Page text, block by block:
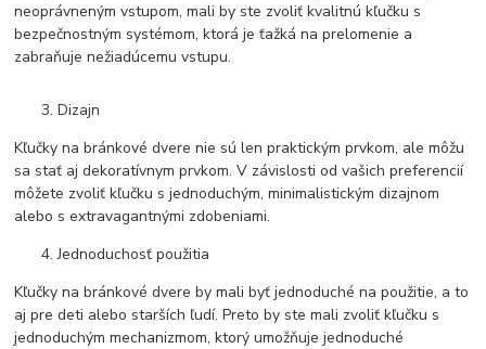
neoprávneným vstupom, mali by ste zvoliť kvalitnú kľučku s
bezpečnostným systémom, ktorá je ťažká na prelomenie a
zabraňuje nežiadúcemu vstupu.
Dizajn
Kľučky na bránkové dvere nie sú len praktickým prvkom, ale môžu
sa stať aj dekoratívnym prvkom. V závislosti od vašich preferencií
môžete zvoliť kľučku s jednoduchým, minimalistickým dizajnom
alebo s extravagantnými zdobeniami.
Jednoduchosť použitia
Kľučky na bránkové dvere by mali byť jednoduché na použitie, a to
aj pre deti alebo starších ľudí. Preto by ste mali zvoliť kľučku s
jednoduchým mechanizmom, ktorý umožňuje jednoduché